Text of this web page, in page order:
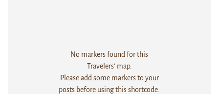
No markers found for this
Travelers' map.
Please add some markers to your
posts before using this shortcode.